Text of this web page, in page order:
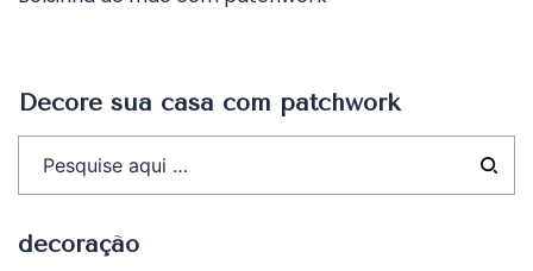
Decore sua casa com patchwork
decoração